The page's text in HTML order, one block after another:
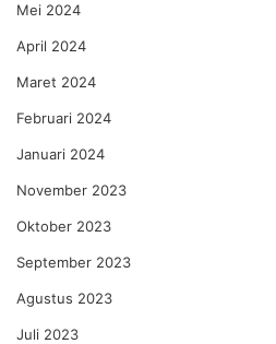
Mei 2024
April 2024
Maret 2024
Februari 2024
Januari 2024
November 2023
Oktober 2023
September 2023
Agustus 2023
Juli 2023